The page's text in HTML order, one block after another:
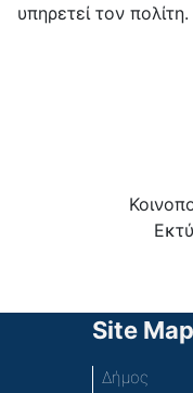
υπηρετεί τον πολίτη.
Site Map
Δήμος